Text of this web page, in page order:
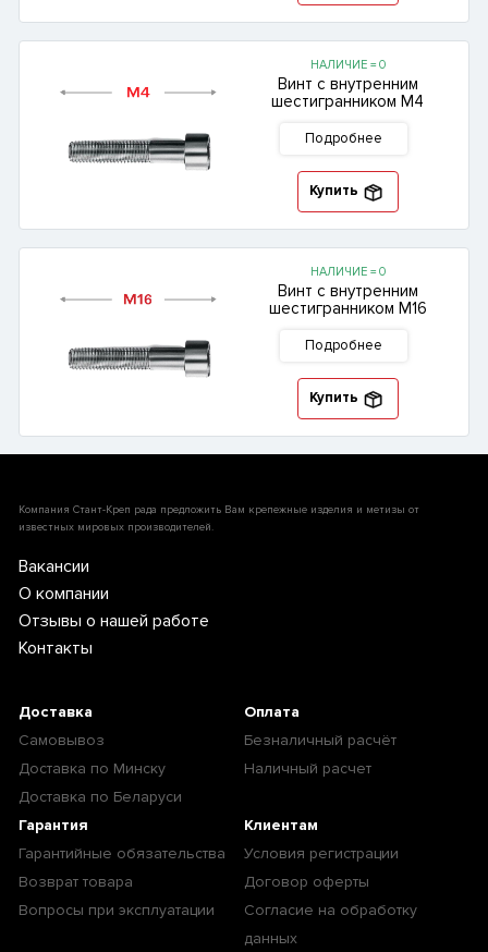
НАЛИЧИЕ = 0
Винт с внутренним
шестигранником М4
Подробнее
Купить
НАЛИЧИЕ = 0
Винт с внутренним
шестигранником М16
Подробнее
Купить
Компания Стант-Креп рада предложить Вам крепежные изделия и метизы от
известных мировых производителей.
Вакансии
О компании
Отзывы о нашей работе
Контакты
Доставка
Самовывоз
Доставка по Минску
Доставка по Беларуси
Оплата
Безналичный расчёт
Наличный расчет
Гарантия
Гарантийные обязательства
Возврат товара
Вопросы при эксплуатации
Клиентам
Условия регистрации
Договор оферты
Согласие на обработку
данных